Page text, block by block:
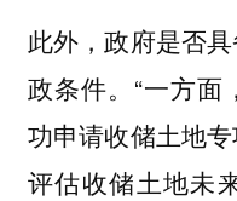
此外，政府是否
政条件。“一方面
功申请收储土地
评估收储土地未